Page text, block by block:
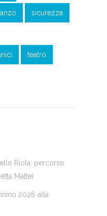
sicurezza
teatro
Riola: percorso
Mattei
2026 alla